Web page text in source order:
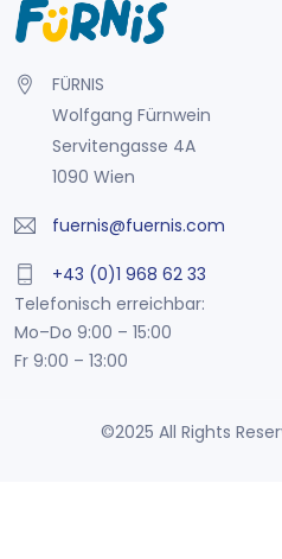
FÜRNIS
Wolfgang Fürnwein
Servitengasse 4A
1090 Wien
fuernis@fuernis.com
+43 (0)1 968 62 33
Telefonisch erreichbar:
Mo–Do 9:00 – 15:00
Fr 9:00 – 13:00
©2025 All Rights